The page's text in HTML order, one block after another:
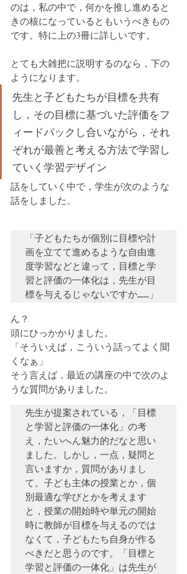
のは，私の中で，何かを推し進めると
きの核になっているともいうべきもの
です。特に上の3冊に詳しいです。
とても大雑把に説明するのなら，下の
ようになります。
先生と子どもたちが目標を共有
し，その目標に基づいた評価をフ
ィードバックし合いながら，それ
ぞれが最善と考える方法で学習し
ていく学習デザイン
話をしていく中で，学生が次のような
話をしました。
「子どもたちが個別に目標や計
画を立てて進めるような自由進
度学習などと違って，目標と学
習と評価の一体化は，先生が目
標を与えるじゃないですか……」
ん？
頭にひっかかりました。
「そういえば，こういう話ってよく聞
くなぁ」
そう言えば，最近の講座の中で次のよ
うな質問がありました。
先生が提案されている，「目標
と学習と評価の一体化」の考
え，たいへん魅力的だなと思い
ました。しかし，一点，疑問と
言いますか，質問がありまし
て。子ども主体の授業とか，個
別最適な学びとかを考えます
と，授業の開始時や単元の開始
時に教師が目標を与えるのでは
なくて，子どもたち自身が作る
べきだと思うのです。「目標と
学習と評価の一体化」は先生が